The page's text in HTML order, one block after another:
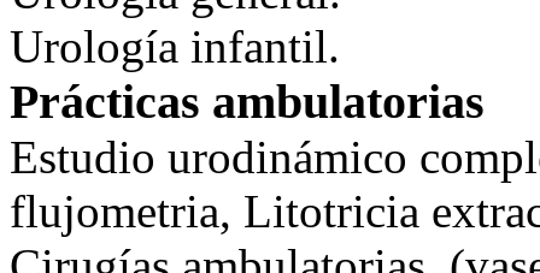
Urología infantil.
Prácticas ambulatorias
Estudio urodinámico
flujometria, Litotricia